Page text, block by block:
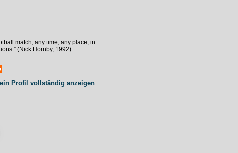
match, any time, any place, in
(Nick Hornby, 1992)
Profil vollständig anzeigen